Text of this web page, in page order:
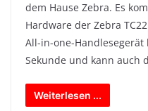
dem Hause Zebra. Es
Hardware der Zebra
All-in-one-Handlesegerät
Sekunde und kann auch
Weiterlesen ...